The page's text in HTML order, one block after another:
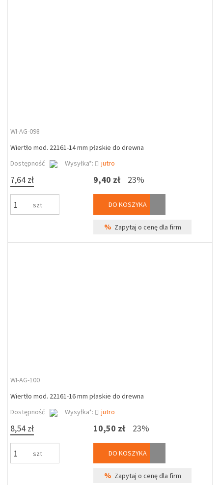
WI-AG-098
Wiertło mod. 22161-14 mm płaskie do drewna
Dostępność
Wysyłka*: jutro
7,64 zł
szt
9,40 zł 23%
DO KOSZYKA
% Zapytaj o cenę dla firm
WI-AG-100
Wiertło mod. 22161-16 mm płaskie do drewna
Dostępność
Wysyłka*: jutro
8,54 zł
szt
10,50 zł 23%
DO KOSZYKA
% Zapytaj o cenę dla firm